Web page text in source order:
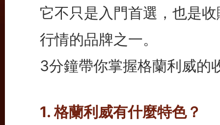
它不只是入門首選，也是
行情的品牌之一。
3分鐘帶你掌握格蘭利威的
1. 格蘭利威有什麼特色？